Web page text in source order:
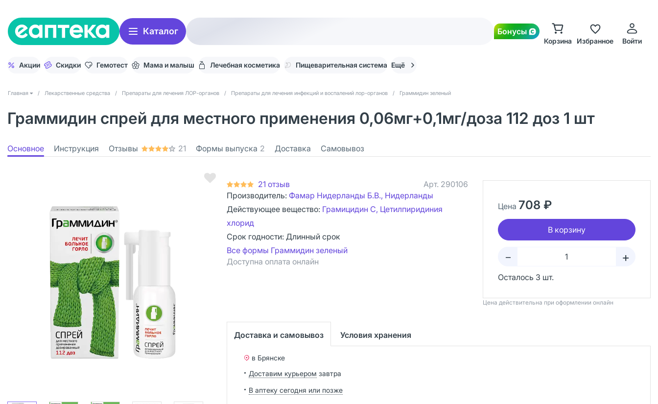
Каталог Бонусы
Корзина Избранное Войти
Акции Скидки Гемотест Мама и малыш Лечебная косметика Пищеварительная система Ещё
Главная / Лекарственные средства / Препараты для лечения ЛОР-органов / Препараты для лечения инфекций и воспалений лор-органов / Граммидин зеленый
Граммидин спрей для местного применения 0,06мг+0,1мг/доза 112 доз 1 шт
Основное Инструкция Отзывы 21 Формы выпуска 2 Доставка Самовывоз
21 отзыв Арт. 290106
Производитель: Фамар Нидерланды Б.В., Нидерланды
Действующее вещество: Грамицидин С, Цетилпиридиния
хлорид
Срок годности: Длинный срок
Все формы Граммидин зеленый
Доступна оплата онлайн
Цена 708 ₽
В корзину
– +
Осталось 3 шт.
Цена действительна при оформлении онлайн
Доставка и самовывоз Условия хранения
в Брянске
Доставим курьером завтра
В аптеку сегодня или позже